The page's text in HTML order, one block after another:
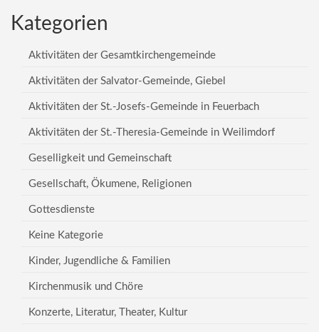
Kategorien
Aktivitäten der Gesamtkirchengemeinde
Aktivitäten der Salvator-Gemeinde, Giebel
Aktivitäten der St.-Josefs-Gemeinde in Feuerbach
Aktivitäten der St.-Theresia-Gemeinde in Weilimdorf
Geselligkeit und Gemeinschaft
Gesellschaft, Ökumene, Religionen
Gottesdienste
Keine Kategorie
Kinder, Jugendliche & Familien
Kirchenmusik und Chöre
Konzerte, Literatur, Theater, Kultur